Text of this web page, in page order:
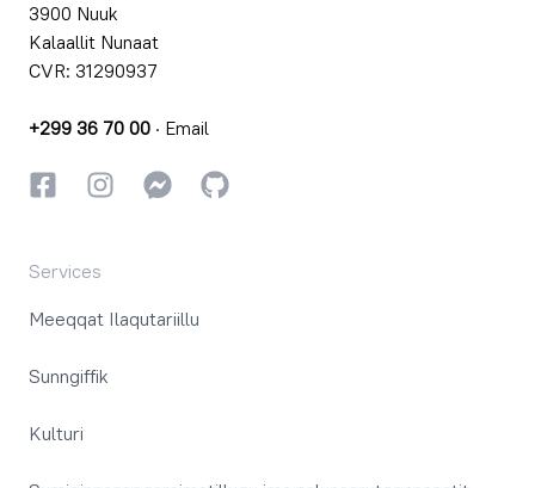
3900 Nuuk
Kalaallit Nunaat
CVR: 31290937
+299 36 70 00 · Email
FacebookkiInstagrammiInstagrammi
GitHub
Services
Meeqqat Ilaqutariillu
Sunngiffik
Kulturi